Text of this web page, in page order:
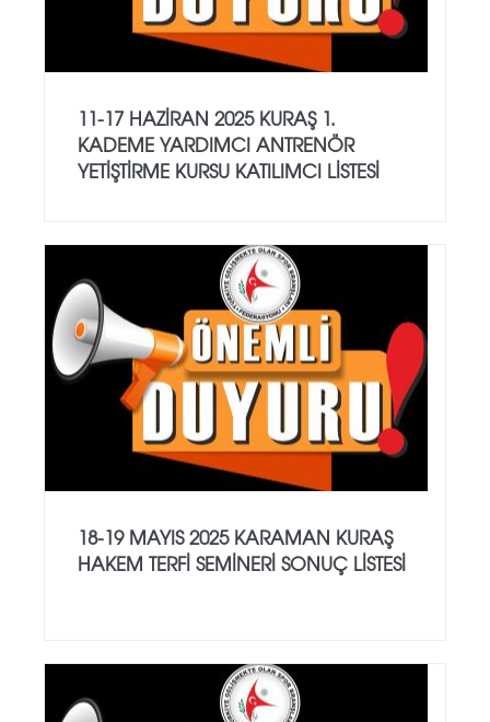
11-17 HAZİRAN 2025 KURAŞ 1.
KADEME YARDIMCI ANTRENÖR
YETİŞTİRME KURSU KATILIMCI LİSTESİ
18-19 MAYIS 2025 KARAMAN KURAŞ
HAKEM TERFİ SEMİNERİ SONUÇ LİSTESİ